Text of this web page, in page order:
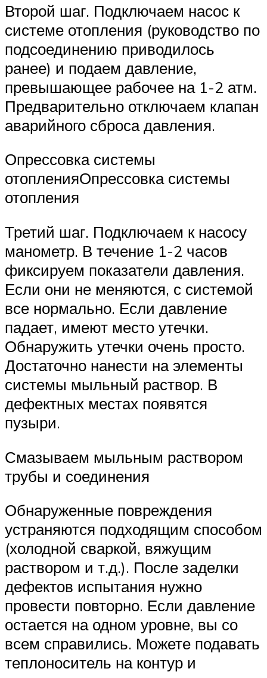
Второй шаг. Подключаем насос к
системе отопления (руководство по
подсоединению приводилось
ранее) и подаем давление,
превышающее рабочее на 1-2 атм.
Предварительно отключаем клапан
аварийного сброса давления.
Опрессовка системы
отопленияОпрессовка системы
отопления
Третий шаг. Подключаем к насосу
манометр. В течение 1-2 часов
фиксируем показатели давления.
Если они не меняются, с системой
все нормально. Если давление
падает, имеют место утечки.
Обнаружить утечки очень просто.
Достаточно нанести на элементы
системы мыльный раствор. В
дефектных местах появятся
пузыри.
Смазываем мыльным раствором
трубы и соединения
Обнаруженные повреждения
устраняются подходящим способом
(холодной сваркой, вяжущим
раствором и т.д.). После заделки
дефектов испытания нужно
провести повторно. Если давление
остается на одном уровне, вы со
всем справились. Можете подавать
теплоноситель на контур и